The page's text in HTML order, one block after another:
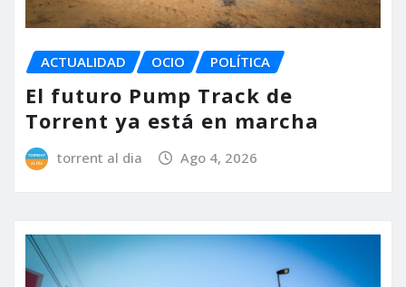
ACTUALIDAD OCIO POLÍTICA
El futuro Pump Track de
Torrent ya está en marcha
torrent al dia Ago 4, 2026